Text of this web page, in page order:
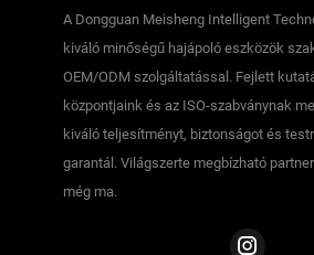
A Dongguan Meisheng Intelligent
kiváló minőségű hajápoló eszközök
OEM/ODM szolgáltatással. Fejlett
központjaink és az ISO-szabványnak
kiváló teljesítményt, biztonságot és
garantál. Világszerte megbízható
még ma.